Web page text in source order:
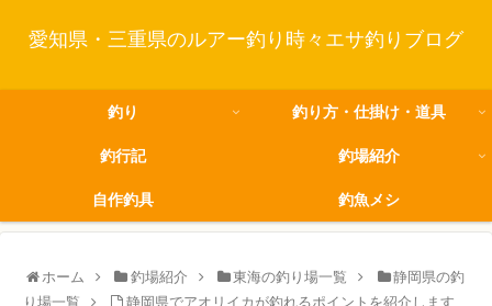
愛知県・三重県のルアー釣り時々エサ釣りブログ
釣り 釣り方・仕掛け・道具
釣行記 釣場紹介
自作釣具 釣魚メシ
ホーム 釣場紹介 東海の釣り場一覧
静岡県の釣
り場一覧
静岡県でアオリイカが釣れるポイントを紹介します